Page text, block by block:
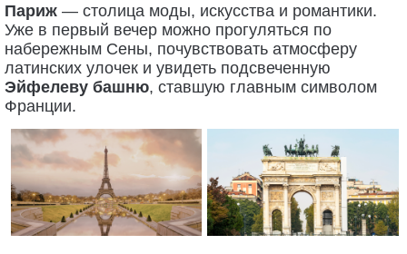
Париж — столица моды, искусства и романтики.
Уже в первый вечер можно прогуляться по
набережным Сены, почувствовать атмосферу
латинских улочек и увидеть подсвеченную
Эйфелеву башню, ставшую главным символом
Франции.